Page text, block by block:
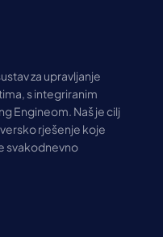
za upravljanje
s integriranim
Engineom. Naš je cilj
rješenje koje
svakodnevno